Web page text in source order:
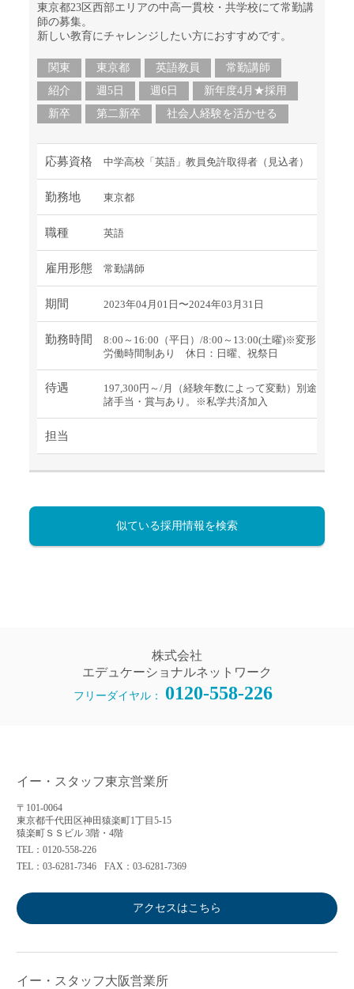
東京都23区西部エリアの中高一貫校・共学校にて常勤講
師の募集。
新しい教育にチャレンジしたい方におすすめです。
関東 東京都 英語教員
常勤講師
紹介
週5日 週6日
新年度4月★採用
新卒
第二新卒 社会人経験を活かせる
応募資格 中学高校「英語」教員免許取得者（見込者）
勤務地 東京都
職種 英語
雇用形態 常勤講師
期間 2023年04月01日〜2024年03月31日
勤務時間
8:00～16:00（平日）/8:00～13:00(土曜)※変形
労働時間制あり 休日：日曜、祝祭日
待遇
197,300円～/月（経験年数によって変動）別途
諸手当・賞与あり。※私学共済加入
担当
似ている採用情報を検索
株式会社
エデュケーショナルネットワーク
フリーダイヤル： 0120-558-226
イー・スタッフ東京営業所
〒101-0064
東京都千代田区神田猿楽町1丁目5-15
猿楽町ＳＳビル 3階・4階
TEL：0120-558-226
TEL：03-6281-7346
FAX：03-6281-7369
アクセスはこちら
イー・スタッフ大阪営業所